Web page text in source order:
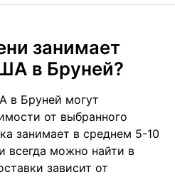
занимает
в Бруней?
в Бруней могут
от выбранного
занимает в среднем 5-10
всегда можно найти в
зависит от